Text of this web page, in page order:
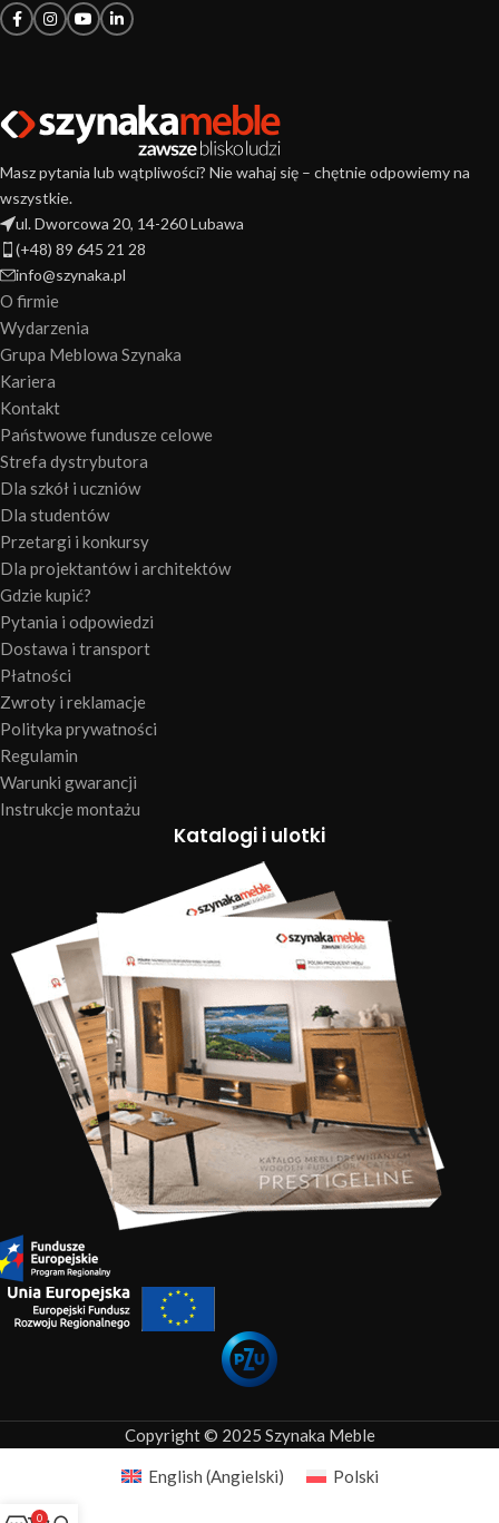
Masz pytania lub wątpliwości? Nie wahaj się – chętnie odpowiemy na
wszystkie.
ul. Dworcowa 20, 14-260 Lubawa
(+48) 89 645 21 28
info@szynaka.pl
O firmie
Wydarzenia
Grupa Meblowa Szynaka
Kariera
Kontakt
Państwowe fundusze celowe
Strefa dystrybutora
Dla szkół i uczniów
Dla studentów
Przetargi i konkursy
Dla projektantów i architektów
Gdzie kupić?
Pytania i odpowiedzi
Dostawa i transport
Płatności
Zwroty i reklamacje
Polityka prywatności
Regulamin
Warunki gwarancji
Instrukcje montażu
Katalogi i ulotki
Copyright © 2025 Szynaka Meble
0
English (Angielski) Polski